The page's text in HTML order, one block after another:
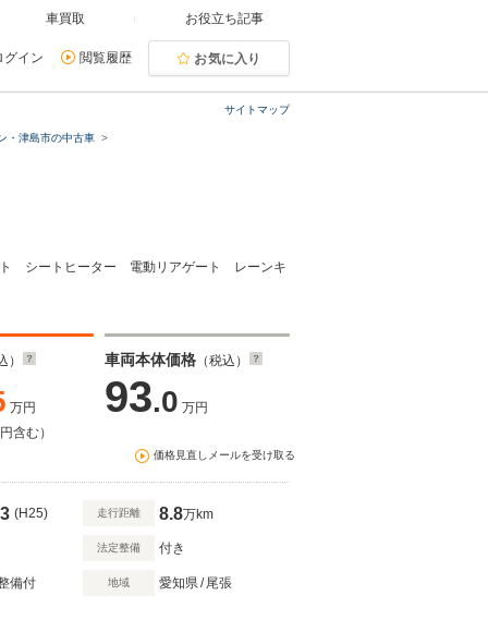
車買取 お役立ち記事
グイン 閲覧履歴 お気に入り
サイトマップ
・津島市の中古車
シートヒーター 電動リアゲート レーンキ
）
万円
含む）
車両本体価格 （税込）
93.0 万円
価格見直しメールを受け取る
(H25) 走行距離 8.8万km
法定整備 付き
備付 地域 愛知県/ 尾張